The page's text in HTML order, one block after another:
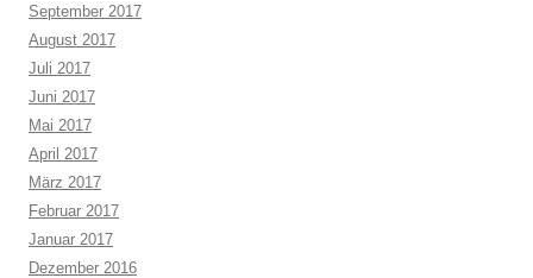
September 2017
August 2017
Juli 2017
Juni 2017
Mai 2017
April 2017
März 2017
Februar 2017
Januar 2017
Dezember 2016